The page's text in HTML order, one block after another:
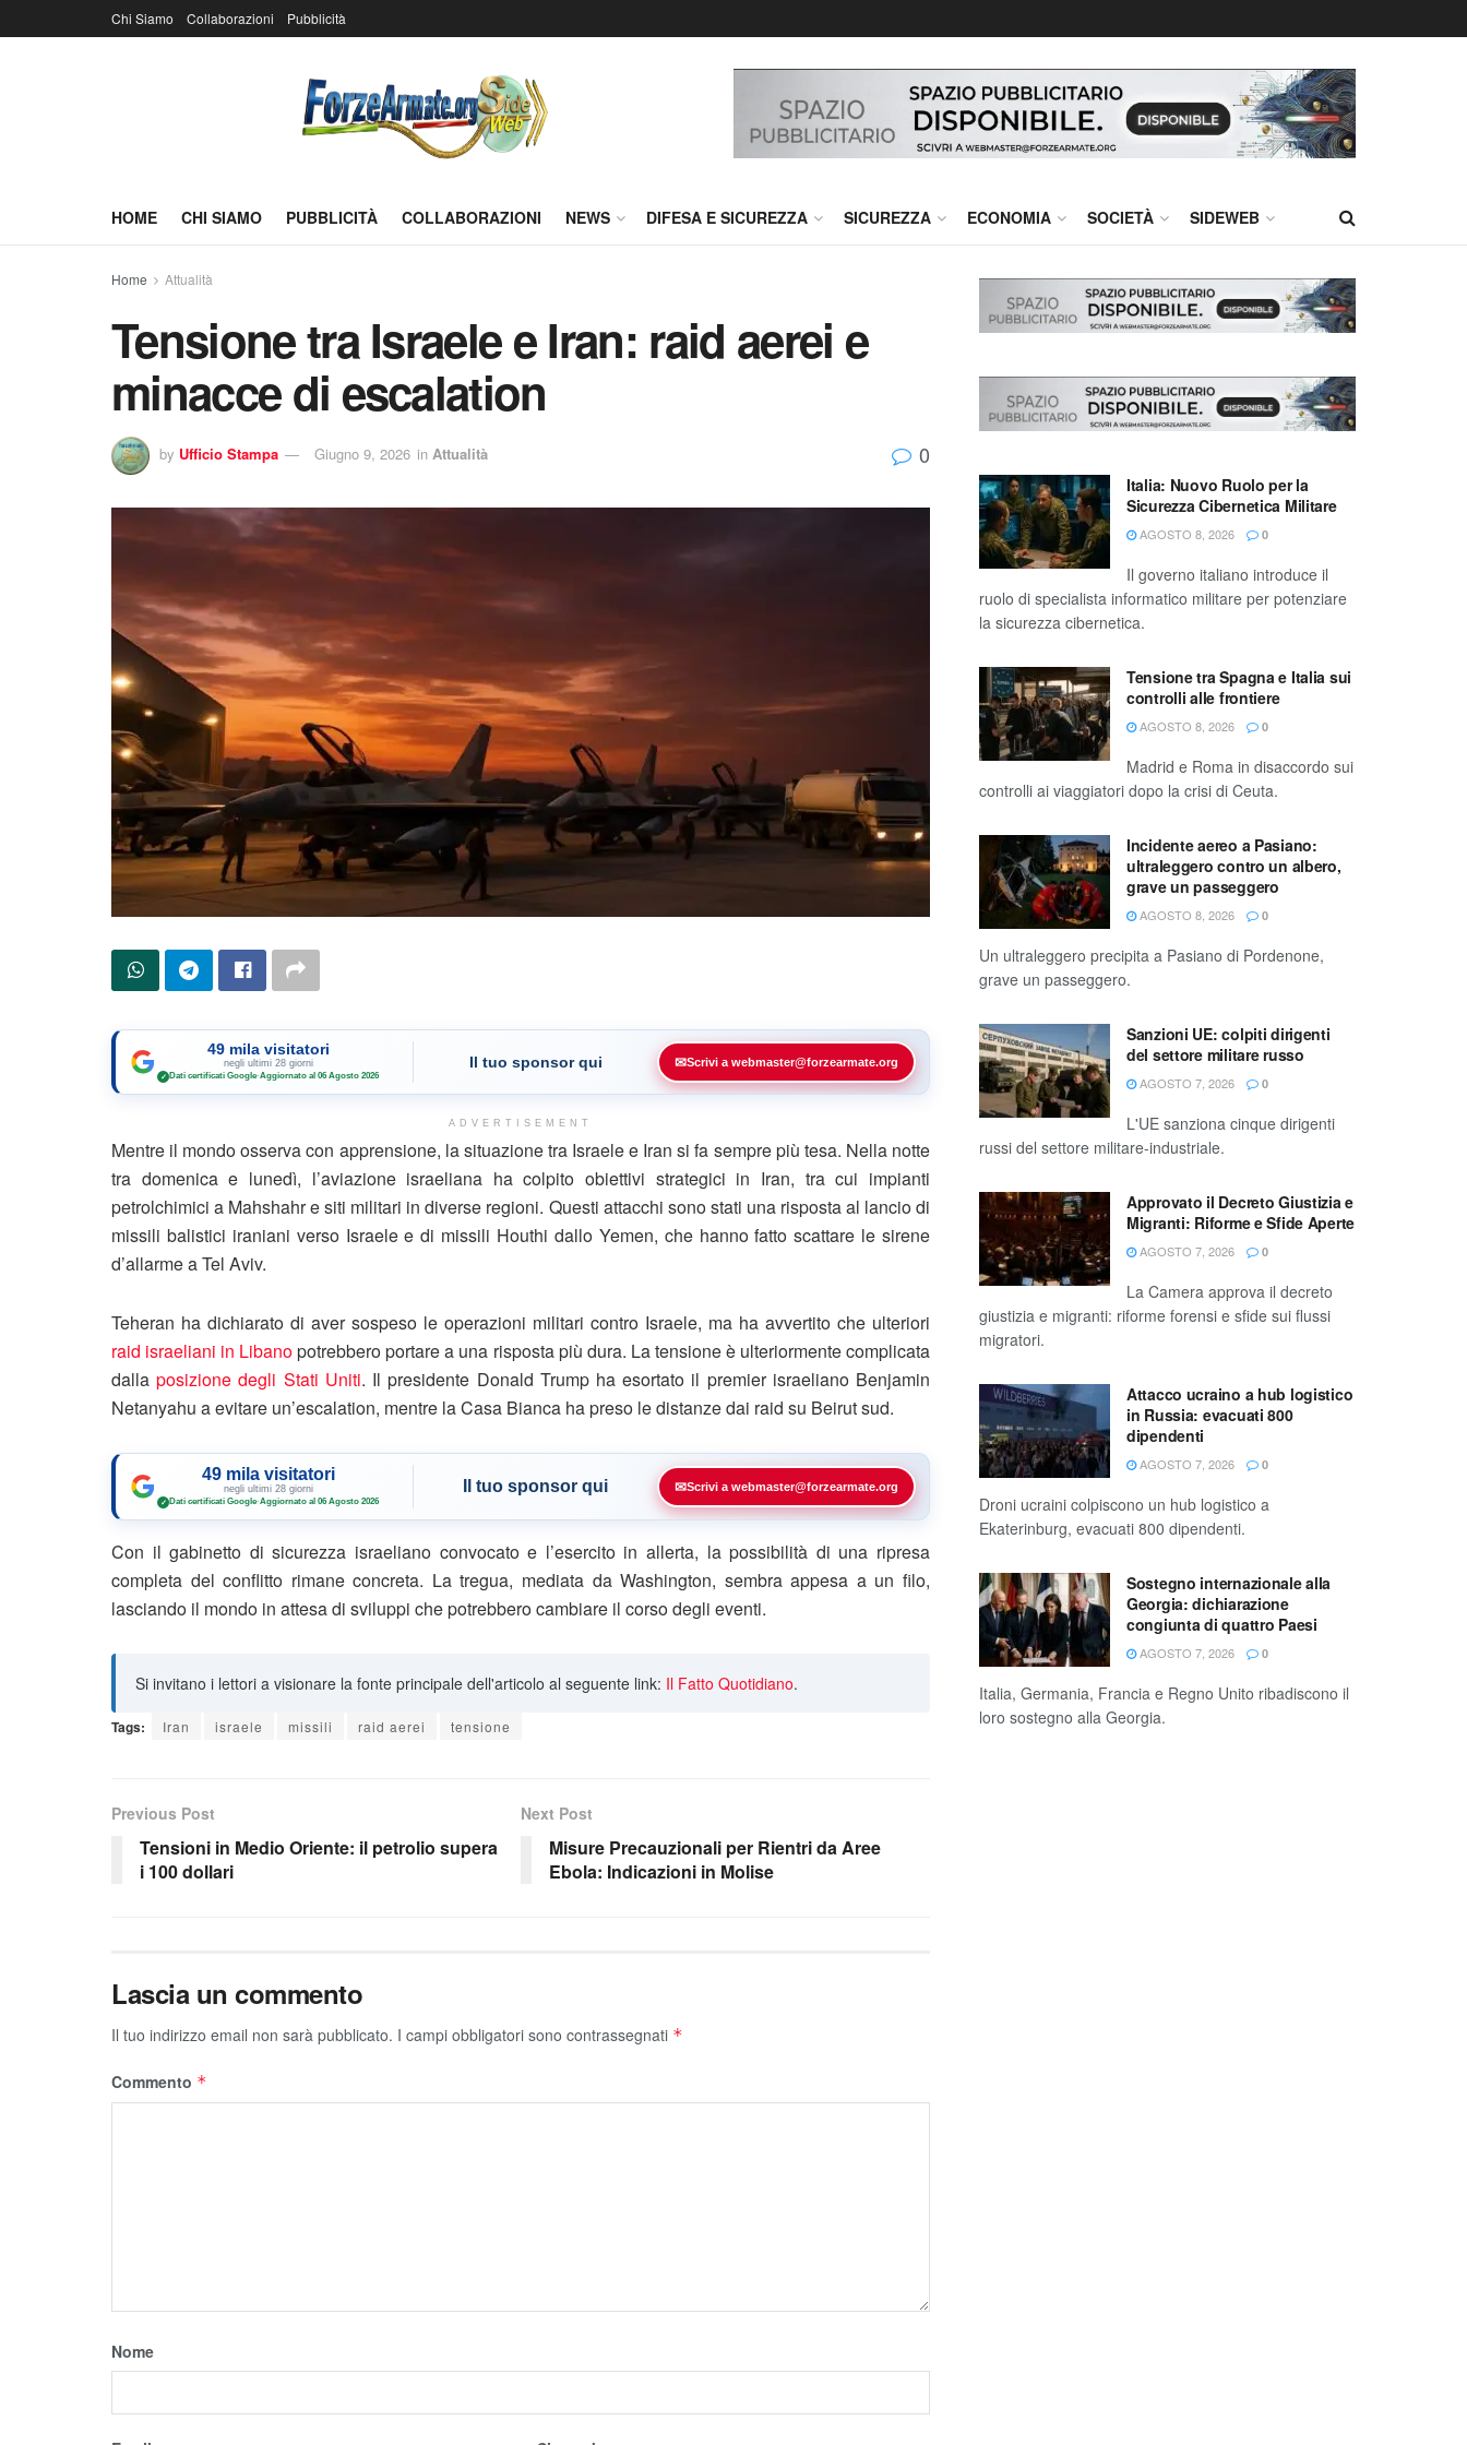
Chi Siamo Collaborazioni Pubblicità
HOME CHI SIAMO PUBBLICITÀ COLLABORAZIONI NEWS DIFESA E SICUREZZA SICUREZZA ECONOMIA SOCIETÀ SIDEWEB
Home Attualità
Tensione tra Israele e Iran: raid aerei e
minacce di escalation
by Ufficio Stampa Giugno 9, 2026 in Attualità 0
49 mila visitatori
negli ultimi 28 giorni
✓ Dati certificati Google·Aggiornato al 06 Agosto 2026
Il tuo sponsor qui ✉Scrivi a webmaster@forzearmate.org
ADVERTISEMENT
Mentre il mondo osserva con apprensione, la situazione tra Israele e Iran si fa sempre più tesa. Nella notte
tra domenica e lunedì, l’aviazione israeliana ha colpito obiettivi strategici in Iran, tra cui impianti
petrolchimici a Mahshahr e siti militari in diverse regioni. Questi attacchi sono stati una risposta al lancio di
missili balistici iraniani verso Israele e di missili Houthi dallo Yemen, che hanno fatto scattare le sirene
d’allarme a Tel Aviv.
Teheran ha dichiarato di aver sospeso le operazioni militari contro Israele, ma ha avvertito che ulteriori
raid israeliani in Libanopotrebbero portare a una risposta più dura. La tensione è ulteriormente complicata
dallaposizione degli Stati Uniti. Il presidente Donald Trump ha esortato il premier israeliano Benjamin
Netanyahu a evitare un’escalation, mentre la Casa Bianca ha preso le distanze dai raid su Beirut sud.
49 mila visitatori
negli ultimi 28 giorni
✓ Dati certificati Google·Aggiornato al 06 Agosto 2026
Il tuo sponsor qui ✉Scrivi a webmaster@forzearmate.org
Con il gabinetto di sicurezza israeliano convocato e l’esercito in allerta, la possibilità di una ripresa
completa del conflitto rimane concreta. La tregua, mediata da Washington, sembra appesa a un filo,
lasciando il mondo in attesa di sviluppi che potrebbero cambiare il corso degli eventi.
Si invitano i lettori a visionare la fonte principale dell'articolo al seguente link: Il Fatto Quotidiano.
Tags: Iran israele missili raid aerei tensione
Previous Post
Tensioni in Medio Oriente: il petrolio supera
i 100 dollari
Next Post
Misure Precauzionali per Rientri da Aree
Ebola: Indicazioni in Molise
Lascia un commento
Il tuo indirizzo email non sarà pubblicato. I campi obbligatori sono contrassegnati *
Commento *
Nome
Italia: Nuovo Ruolo per la
Sicurezza Cibernetica Militare
AGOSTO 8, 2026 0
Il governo italiano introduce il
ruolo di specialista informatico militare per potenziare
la sicurezza cibernetica.
Tensione tra Spagna e Italia sui
controlli alle frontiere
AGOSTO 8, 2026 0
Madrid e Roma in disaccordo sui
controlli ai viaggiatori dopo la crisi di Ceuta.
Incidente aereo a Pasiano:
ultraleggero contro un albero,
grave un passeggero
AGOSTO 8, 2026 0
Un ultraleggero precipita a Pasiano di Pordenone,
grave un passeggero.
Sanzioni UE: colpiti dirigenti
del settore militare russo
AGOSTO 7, 2026 0
L'UE sanziona cinque dirigenti
russi del settore militare-industriale.
Approvato il Decreto Giustizia e
Migranti: Riforme e Sfide Aperte
AGOSTO 7, 2026 0
La Camera approva il decreto
giustizia e migranti: riforme forensi e sfide sui flussi
migratori.
Attacco ucraino a hub logistico
in Russia: evacuati 800
dipendenti
AGOSTO 7, 2026 0
Droni ucraini colpiscono un hub logistico a
Ekaterinburg, evacuati 800 dipendenti.
Sostegno internazionale alla
Georgia: dichiarazione
congiunta di quattro Paesi
AGOSTO 7, 2026 0
Italia, Germania, Francia e Regno Unito ribadiscono il
loro sostegno alla Georgia.